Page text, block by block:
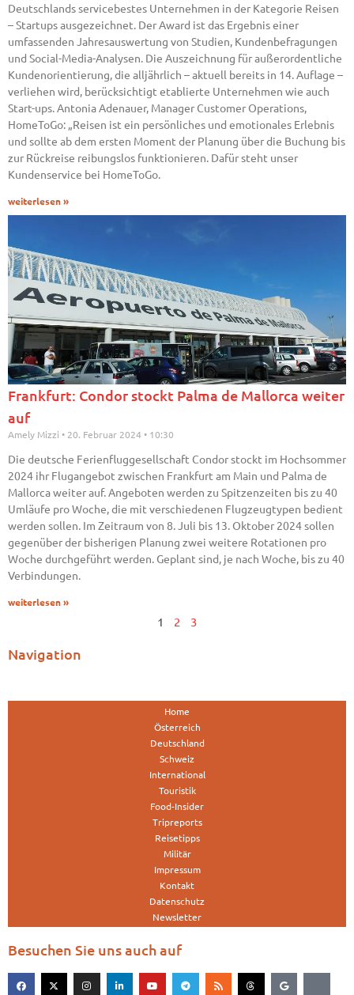
Deutschlands servicebestes Unternehmen in der Kategorie Reisen
– Startups ausgezeichnet. Der Award ist das Ergebnis einer
umfassenden Jahresauswertung von Studien, Kundenbefragungen
und Social-Media-Analysen. Die Auszeichnung für außerordentliche
Kundenorientierung, die alljährlich – aktuell bereits in 14. Auflage –
verliehen wird, berücksichtigt etablierte Unternehmen wie auch
Start-ups. Antonia Adenauer, Manager Customer Operations,
HomeToGo: „Reisen ist ein persönliches und emotionales Erlebnis
und sollte ab dem ersten Moment der Planung über die Buchung bis
zur Rückreise reibungslos funktionieren. Dafür steht unser
Kundenservice bei HomeToGo.
weiterlesen »
Frankfurt: Condor stockt Palma de Mallorca weiter
auf
Amely Mizzi 20. Februar 2024 10:30
Die deutsche Ferienfluggesellschaft Condor stockt im Hochsommer
2024 ihr Flugangebot zwischen Frankfurt am Main und Palma de
Mallorca weiter auf. Angeboten werden zu Spitzenzeiten bis zu 40
Umläufe pro Woche, die mit verschiedenen Flugzeugtypen bedient
werden sollen. Im Zeitraum von 8. Juli bis 13. Oktober 2024 sollen
gegenüber der bisherigen Planung zwei weitere Rotationen pro
Woche durchgeführt werden. Geplant sind, je nach Woche, bis zu 40
Verbindungen.
weiterlesen »
1 2 3
Navigation
Home
Österreich
Deutschland
Schweiz
International
Touristik
Food-Insider
Tripreports
Reisetipps
Militär
Impressum
Kontakt
Datenschutz
Newsletter
Besuchen Sie uns auch auf